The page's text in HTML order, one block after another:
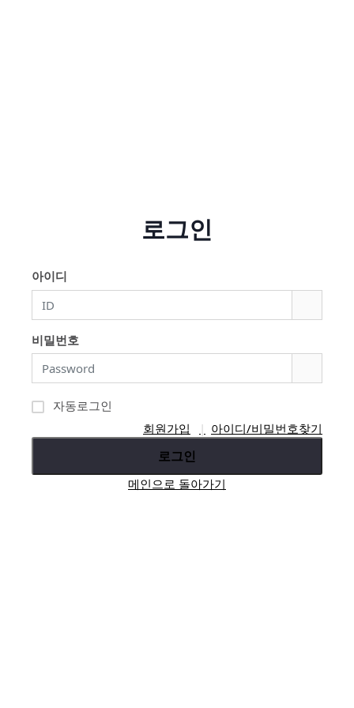
로그인
아이디
비밀번호
자동로그인
회원가입
아이디/비밀번호찾기
로그인
메인으로 돌아가기